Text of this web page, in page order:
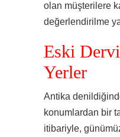
olan müşterilere
değerlendirilme
Eski
Yerler
Antika
konumlardan bir
itibariyle,